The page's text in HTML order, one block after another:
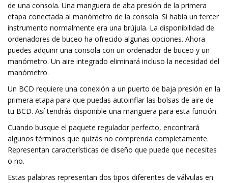
de una consola. Una manguera de alta presión de la primera
etapa conectada al manómetro de la consola. Si había un tercer
instrumento normalmente era una brújula. La disponibilidad de
ordenadores de buceo ha ofrecido algunas opciones. Ahora
puedes adquirir una consola con un ordenador de buceo y un
manómetro. Un aire integrado eliminará incluso la necesidad del
manómetro.
Un BCD requiere una conexión a un puerto de baja presión en la
primera etapa para que puedas autoinflar las bolsas de aire de
tu BCD. Así tendrás disponible una manguera para esta función.
Cuando busque el paquete regulador perfecto, encontrará
algunos términos que quizás no comprenda completamente.
Representan características de diseño que puede que necesites
o no.
Estas palabras representan dos tipos diferentes de válvulas en